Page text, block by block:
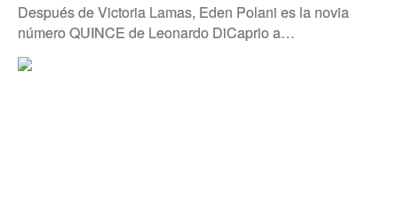
Después de Victoria Lamas, Eden Polani es la novia
número QUINCE de Leonardo DiCaprio a…